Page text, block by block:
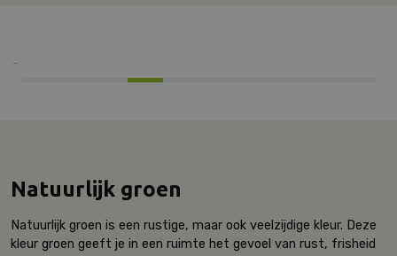
Natuurlijk groen
Natuurlijk groen is een rustige, maar ook veelzijdige kleur. Deze
kleur groen geeft je in een ruimte het gevoel van rust, frisheid